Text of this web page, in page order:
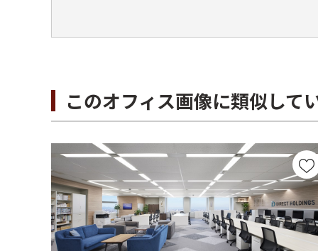
このオフィス画像に類似して